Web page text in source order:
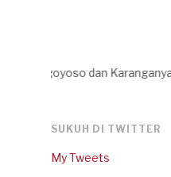
dan Karanganyar----
SUKUH DI TWITTER
My Tweets